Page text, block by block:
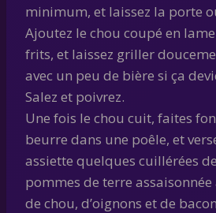
minimum, et laissez la porte
Ajoutez le chou coupé en
frits, et laissez griller
avec un peu de bière si ça
Salez et poivrez.
Une fois le chou cuit, faites
beurre dans une poêle, et
assiette quelques cuillérées
pommes de terre assaisonnée
de chou, d’oignons et de